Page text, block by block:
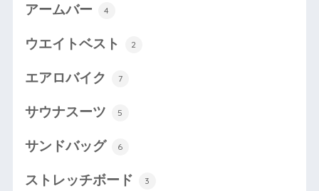
アームバー 4
ウエイトベスト 2
エアロバイク 7
サウナスーツ 5
サンドバッグ 6
ストレッチボード 3